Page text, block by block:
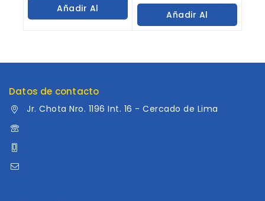
Añadir Al
of
Añadir Al
Datos de contacto
Jr. Chota Nro. 1196 Int. 16 - Cercado de Lima